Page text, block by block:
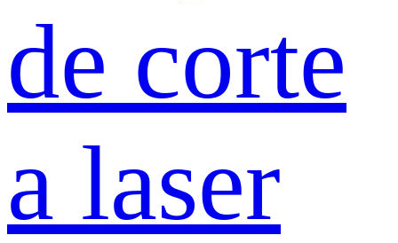
de corte
a laser